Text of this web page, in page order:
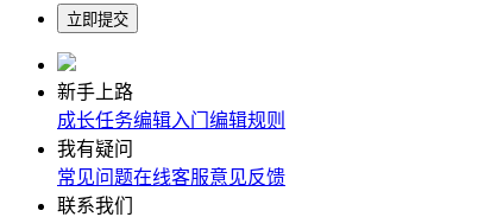
新手上路
成长任务编辑入门 编辑规则
我有疑问
常见问题在线客服意见反馈
联系我们